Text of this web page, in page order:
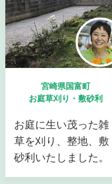
宮崎県国富町
お庭草刈り・敷砂利
お庭に生い茂った雑
草を刈り、整地、敷
砂利いたしました。